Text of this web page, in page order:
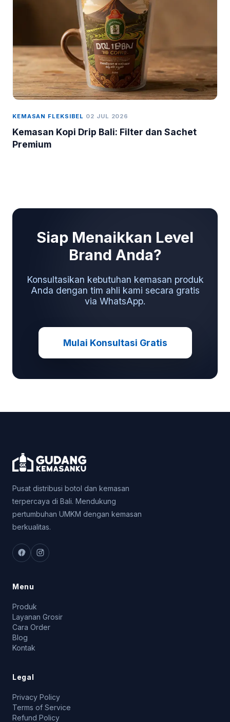
KEMASAN FLEKSIBEL 02 JUL 2026
Kemasan Kopi Drip Bali: Filter dan Sachet
Premium
Siap Menaikkan Level
Brand Anda?
Konsultasikan kebutuhan kemasan produk
Anda dengan tim ahli kami secara gratis
via WhatsApp.
Mulai Konsultasi Gratis
Pusat distribusi botol dan kemasan
terpercaya di Bali. Mendukung
pertumbuhan UMKM dengan kemasan
berkualitas.
Menu
Produk
Layanan Grosir
Cara Order
Blog
Kontak
Legal
Privacy Policy
Terms of Service
Refund Policy